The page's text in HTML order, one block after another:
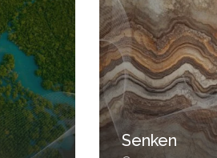
Senken